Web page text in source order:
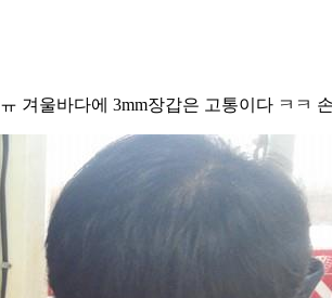
겨울바다에 3mm장갑은 고통이다 ㅋㅋ